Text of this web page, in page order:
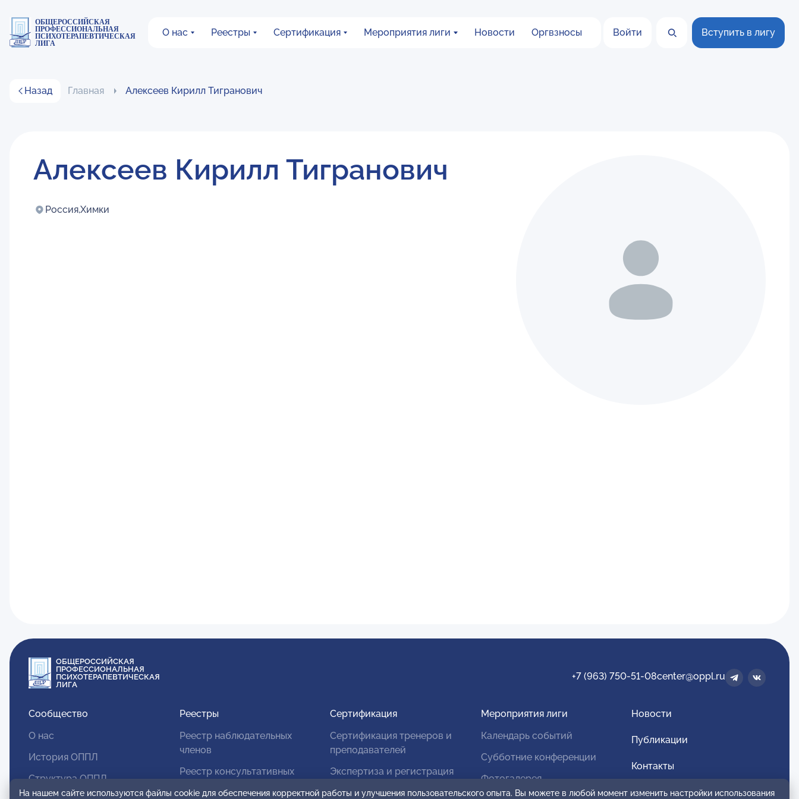
ОБЩЕРОССИЙСКАЯ
ПРОФЕССИОНАЛЬНАЯ
ПСИХОТЕРАПЕВТИЧЕСКАЯ
ЛИГА
О нас Реестры Сертификация Мероприятия лиги Новости Оргвзносы Войти Вступить в лигу
Назад Главная Алексеев Кирилл Тигранович
Алексеев Кирилл Тигранович
Россия,Химки
ОБЩЕРОССИЙСКАЯ
ПРОФЕССИОНАЛЬНАЯ
ПСИХОТЕРАПЕВТИЧЕСКАЯ
ЛИГА
+7 (963) 750-51-08center@oppl.ru
Сообщество
О нас
История ОППЛ
Структура ОППЛ
Реестры
Реестр наблюдательных
членов
Реестр консультативных
Сертификация
Сертификация тренеров и
преподавателей
Экспертиза и регистрация
Мероприятия лиги
Календарь событий
Субботние конференции
Фотогалерея
Новости
Публикации
Контакты
Для спонсоров и партнеров
На нашем сайте используются файлы cookie для обеспечения корректной работы и улучшения пользовательского опыта. Вы можете в любой момент изменить настройки использования